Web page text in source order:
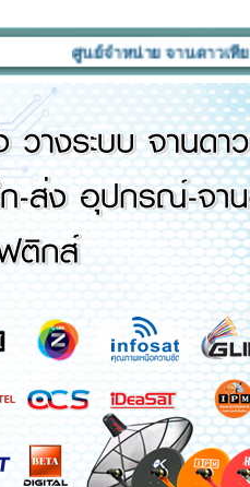
ศูนย์จำหน่าย จานดาวเทียม กล้อง